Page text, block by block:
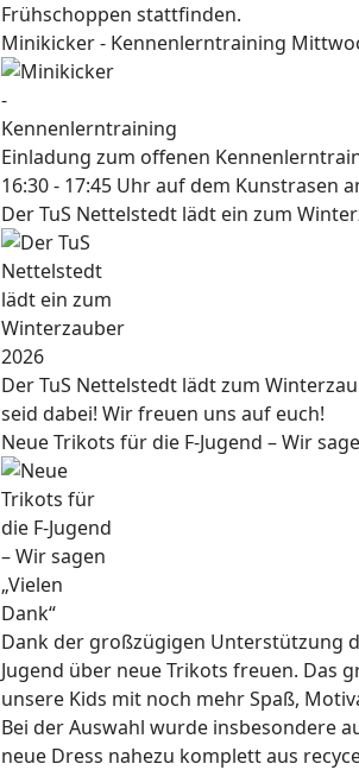
Frühschoppen stattfinden.
Minikicker - Kennenlerntraining
Einladung zum offenen
16:30 - 17:45 Uhr auf dem Kunstrasen
Der TuS Nettelstedt lädt ein zum
Der TuS Nettelstedt lädt zum
seid dabei! Wir freuen uns auf euch!
Neue Trikots für die F-Jugend – Wir
Dank der großzügigen Unterstützung
Jugend über neue Trikots freuen. Das
unsere Kids mit noch mehr Spaß,
Bei der Auswahl wurde insbesondere
neue Dress nahezu komplett aus